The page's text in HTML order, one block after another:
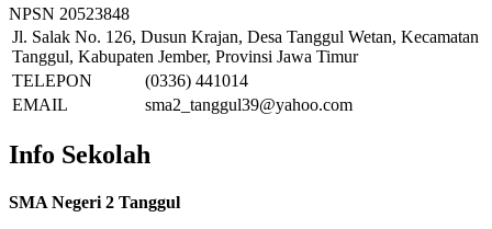
NPSN 20523848
Jl. Salak No. 126, Dusun Krajan, Desa Tanggul Wetan, Kecamatan
Tanggul, Kabupaten Jember, Provinsi Jawa Timur
TELEPON
(0336) 441014
EMAIL
sma2_tanggul39@yahoo.com
Info Sekolah
SMA Negeri 2 Tanggul